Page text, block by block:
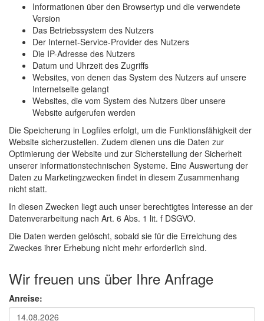
Informationen über den Browsertyp und die verwendete
Version
Das Betriebssystem des Nutzers
Der Internet-Service-Provider des Nutzers
Die IP-Adresse des Nutzers
Datum und Uhrzeit des Zugriffs
Websites, von denen das System des Nutzers auf unsere
Internetseite gelangt
Websites, die vom System des Nutzers über unsere
Website aufgerufen werden
Die Speicherung in Logfiles erfolgt, um die Funktionsfähigkeit der
Website sicherzustellen. Zudem dienen uns die Daten zur
Optimierung der Website und zur Sicherstellung der Sicherheit
unserer informationstechnischen Systeme. Eine Auswertung der
Daten zu Marketingzwecken findet in diesem Zusammenhang
nicht statt.
In diesen Zwecken liegt auch unser berechtigtes Interesse an der
Datenverarbeitung nach Art. 6 Abs. 1 lit. f DSGVO.
Die Daten werden gelöscht, sobald sie für die Erreichung des
Zweckes ihrer Erhebung nicht mehr erforderlich sind.
Wir freuen uns über Ihre Anfrage
Anreise: